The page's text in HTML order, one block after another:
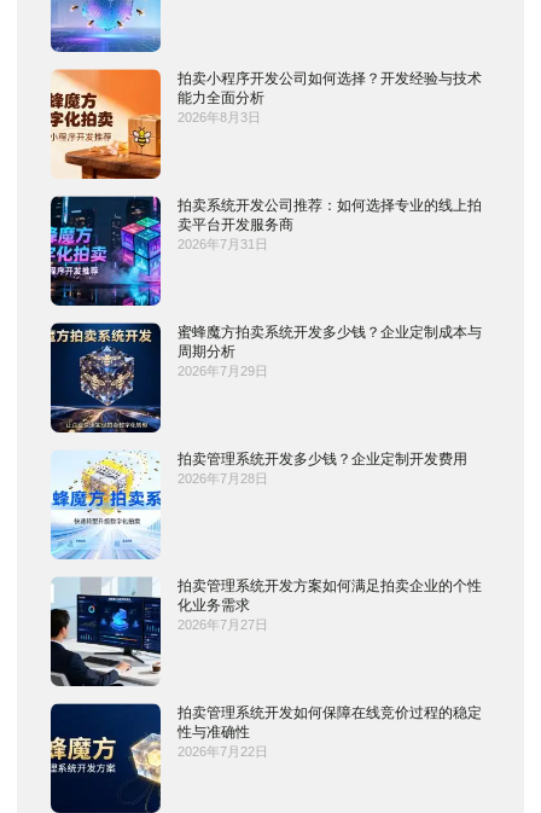
拍卖小程序开发公司如何选择？开发经验与技术
能力全面分析
2026年8月3日
拍卖系统开发公司推荐：如何选择专业的线上拍
卖平台开发服务商
2026年7月31日
蜜蜂魔方拍卖系统开发多少钱？企业定制成本与
周期分析
2026年7月29日
拍卖管理系统开发多少钱？企业定制开发费用
2026年7月28日
拍卖管理系统开发方案如何满足拍卖企业的个性
化业务需求
2026年7月27日
拍卖管理系统开发如何保障在线竞价过程的稳定
性与准确性
2026年7月22日